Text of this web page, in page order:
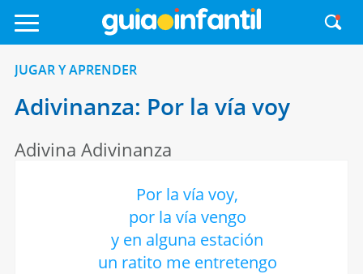
JUGAR Y APRENDER
Adivinanza: Por la vía voy
Adivina Adivinanza
Por la vía voy,
por la vía vengo
y en alguna estación
un ratito me entretengo